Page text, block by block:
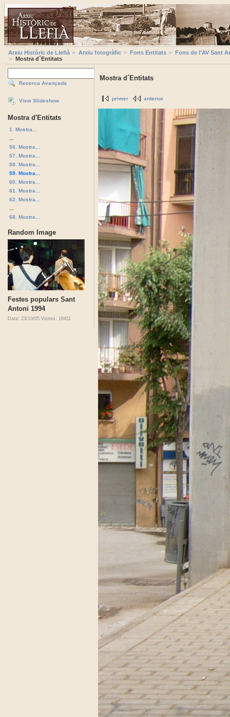
Arxiu Històric de Llefià Arxiu fotogràfic Fons Entitats
Fons de l'AV Sant
Mostra d´Entitats
Recerca Avançada
View Slideshow
Mostra d'Entitats
1. Mostra...
56. Mostra...
57. Mostra...
58. Mostra...
59. Mostra...
60. Mostra...
61. Mostra...
62. Mostra...
68. Mostra...
Random Image
Festes populars Sant
Antoni 1994
Data: 23/10/05 Visites: 16411
Mostra d´Entitats
primer anterior